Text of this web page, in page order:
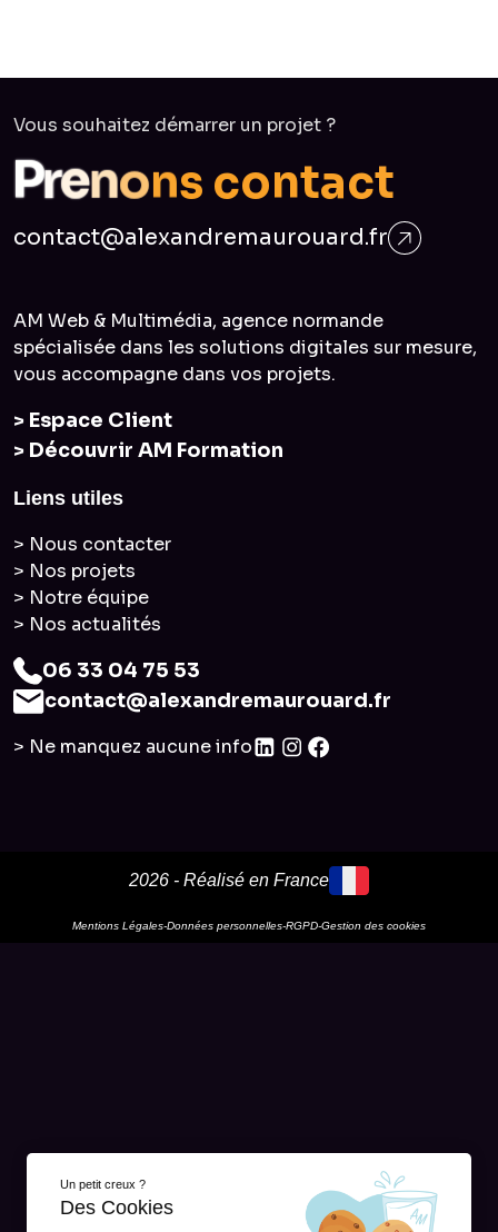
Vous souhaitez démarrer un projet ?
Prenonscontact
contact@alexandremaurouard.fr
AM Web & Multimédia, agence normande
spécialisée dans les solutions digitales sur mesure,
vous accompagne dans vos projets.
> Espace Client
> Découvrir AM Formation
Liens utiles
> Nous contacter
> Nos projets
> Notre équipe
> Nos actualités
06 33 04 75 53
contact@alexandremaurouard.fr
> Ne manquez aucune info
2026 - Réalisé en France
Mentions Légales-Données personnelles-RGPD-Gestion des cookies
Un petit creux ?
Des Cookies